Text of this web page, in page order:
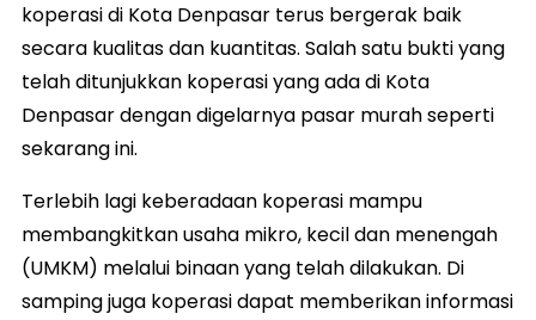
koperasi di Kota Denpasar terus bergerak baik
secara kualitas dan kuantitas. Salah satu bukti yang
telah ditunjukkan koperasi yang ada di Kota
Denpasar dengan digelarnya pasar murah seperti
sekarang ini.
Terlebih lagi keberadaan koperasi mampu
membangkitkan usaha mikro, kecil dan menengah
(UMKM) melalui binaan yang telah dilakukan. Di
samping juga koperasi dapat memberikan informasi